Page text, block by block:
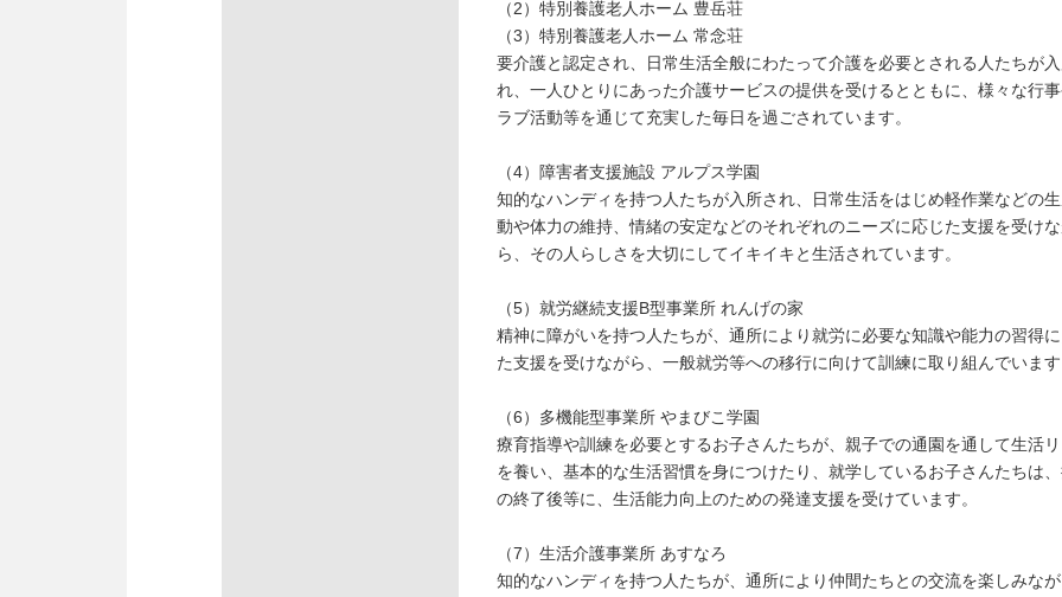
（2）特別養護老人ホーム 豊岳荘
（3）特別養護老人ホーム 常念荘
要介護と認定され、日常生活全般にわたって介護を必要とされる人たちが
れ、一人ひとりにあった介護サービスの提供を受けるとともに、様々な行
ラブ活動等を通じて充実した毎日を過ごされています。
（4）障害者支援施設 アルプス学園
知的なハンディを持つ人たちが入所され、日常生活をはじめ軽作業などの
動や体力の維持、情緒の安定などのそれぞれのニーズに応じた支援を受け
ら、その人らしさを大切にしてイキイキと生活されています。
（5）就労継続支援B型事業所 れんげの家
精神に障がいを持つ人たちが、通所により就労に必要な知識や能力の習得
た支援を受けながら、一般就労等への移行に向けて訓練に取り組んでいま
（6）多機能型事業所 やまびこ学園
療育指導や訓練を必要とするお子さんたちが、親子での通園を通して生活
を養い、基本的な生活習慣を身につけたり、就学しているお子さんたちは
の終了後等に、生活能力向上のための発達支援を受けています。
（7）生活介護事業所 あすなろ
知的なハンディを持つ人たちが、通所により仲間たちとの交流を楽しみな